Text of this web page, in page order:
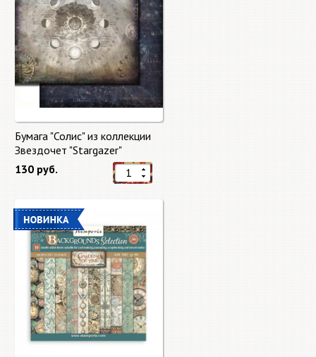
Бумага "Солис" из коллекции
Звездочет "Stargazer"
130 руб.